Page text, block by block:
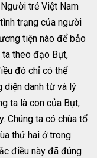
trẻ Việt Nam
trạng của người
tiện nào để bảo
ta theo đạo Bụt,
đó chỉ có thể
diện danh từ và lý
ta là con của Bụt,
Chúng ta có chùa tổ
thứ hai ở trong
điều này đã đúng